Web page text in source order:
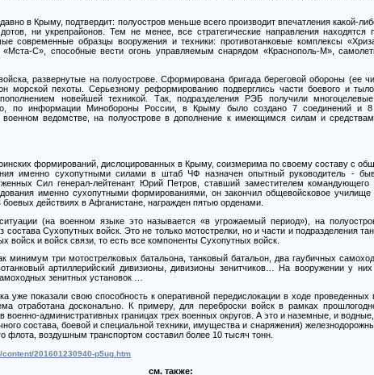
в Крыму, подтвердит: полуостров меньше всего производит впечатления какой-
ни укрепрайонов. Тем не менее, все стратегические направления
современные образцы вооружения и техники: противотанковые комплексы
«Мста-С», способные вести огонь управляемым снарядом «Краснополь-М»,
развернутые на полуострове. Сформирована бригада береговой обороны (ее
морской пехоты. Серьезному реформированию подверглись части боевого и
новейшей техникой. Так, подразделения РЭБ получили
по информации Минобороны России, в Крыму было создано 7 соединений и 8
военном ведомстве, на полуострове в дополнение к имеющимся силам и средствам
формирований, дислоцированных в Крыму, соизмерима по своему составу с
именно сухопутными силами в штаб ЧФ назначен опытный руководитель -
Сил генерал-лейтенант Юрий Петров, ставший заместителем
именно сухопутными формированиями, он закончил общевойсковое училище
действиях в Афганистане, награжден пятью орденами.
(на военном языке это называется «в угрожаемый период»), на
Сухопутных войск. Это не только мотострелки, но и части и подразделения
войск и войск связи, то есть все компоненты Сухопутных войск.
минимум три мотострелковых батальона, танковый батальон, два гаубичных
артиллерийский дивизионы, дивизионы зенитчиков… На вооружении у
зенитных установок …
уже показали свою способность к оперативной передислокации в ходе
отработана досконально. К примеру, для переброски войск в рамках
военно-административных границах трех военных округов. А это и наземные, и
состава, боевой и специальной техники, имущества и снаряжения)
флота, воздушным транспортом составил более 10 тысяч тонн.
201601230940-p5ug.htm
см. также: